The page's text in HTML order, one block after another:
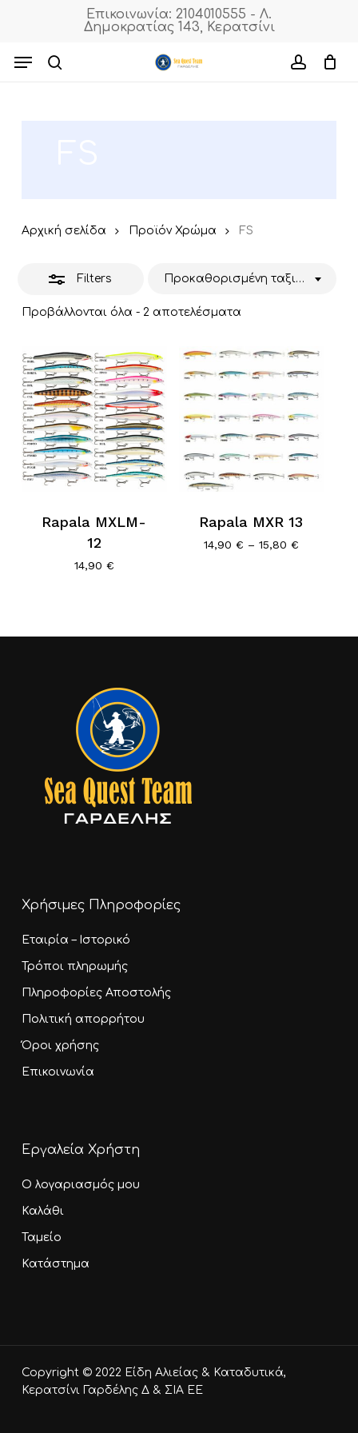
content
Επικοινωνία: 2104010555 - Λ.
Δημοκρατίας 143, Κερατσίνι
Menu
Cart
Υποσύνολο: 0,00€
Καλάθι
Αρχική σελίδα Προϊόν Χρώμα FS
Filters
Προβάλλονται όλα - 2 αποτελέσματα
Προκαθορισμένη ταξινόμηση
Filters
Rapala MXLM-
12
14,90 €
Rapala MXR 13
14,90 € – 15,80 €Price
Χρήσιμες Πληροφορίες
Εταιρία – Ιστορικό
Τρόποι πληρωμής
Πληροφορίες Αποστολής
Πολιτική απορρήτου
Όροι χρήσης
Επικοινωνία
Εργαλεία Χρήστη
Ο λογαριασμός μου
Καλάθι
Ταμείο
Κατάστημα
Copyright © 2022 Είδη Αλιείας & Καταδυτικά,
Κερατσίνι Γαρδέλης Δ & ΣΙΑ ΕΕ